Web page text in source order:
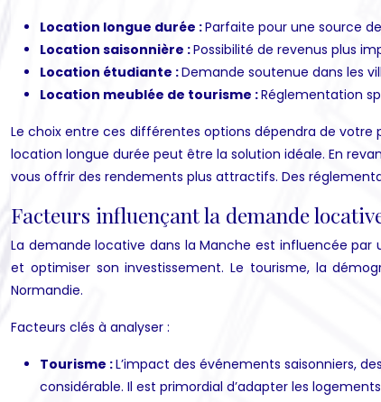
Location longue durée :Parfaite pour une source
Location saisonnière :Possibilité de revenus plus
Location étudiante :Demande soutenue dans les
Location meublée de tourisme :Réglementation
Le choix entre ces différentes options dépendra de votre
location longue durée peut être la solution idéale. En
vous offrir des rendements plus attractifs. Des
Facteurs influençant la demande
La demande locative dans la Manche est influencée
et optimiser son investissement. Le tourisme, la
Normandie.
Facteurs clés à analyser :
Tourisme :L’impact des événements saisonniers,
considérable. Il est primordial d’adapter les